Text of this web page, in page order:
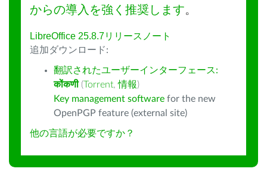
からの導入を強く推奨します。
LibreOffice 25.8.7リリースノート
追加ダウンロード:
翻訳されたユーザーインターフェース:
कोंकणी (Torrent,情報)
Key management software for the new
OpenPGP feature (external site)
他の言語が必要ですか？